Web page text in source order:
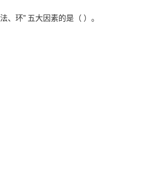
、环” 五大因素的是（ ）。